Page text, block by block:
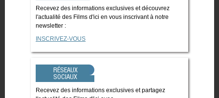
Recevez des informations exclusives et découvrez
l'actualité des Films d'ici en vous inscrivant à notre
newsletter :
INSCRIVEZ-VOUS
RÉSEAUX
SOCIAUX
Recevez des informations exclusives et partagez